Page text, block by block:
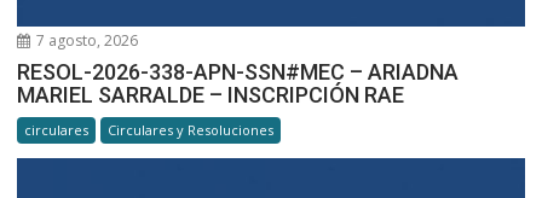
7 agosto, 2026
RESOL-2026-338-APN-SSN#MEC – ARIADNA
MARIEL SARRALDE – INSCRIPCIÓN RAE
circulares Circulares y Resoluciones